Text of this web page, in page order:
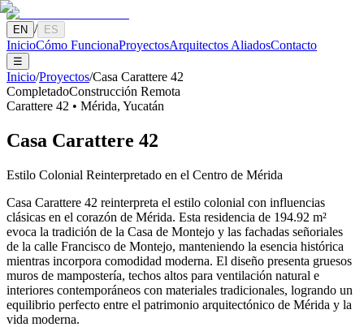
EN / ES
InicioCómo FuncionaProyectosArquitectos AliadosContacto
☰
Inicio/Proyectos/Casa Carattere 42
CompletadoConstrucción Remota
Carattere 42 • Mérida, Yucatán
Casa Carattere 42
Estilo Colonial Reinterpretado en el Centro de Mérida
Casa Carattere 42 reinterpreta el estilo colonial con influencias
clásicas en el corazón de Mérida. Esta residencia de 194.92 m²
evoca la tradición de la Casa de Montejo y las fachadas señoriales
de la calle Francisco de Montejo, manteniendo la esencia histórica
mientras incorpora comodidad moderna. El diseño presenta gruesos
muros de mampostería, techos altos para ventilación natural e
interiores contemporáneos con materiales tradicionales, logrando un
equilibrio perfecto entre el patrimonio arquitectónico de Mérida y la
vida moderna.